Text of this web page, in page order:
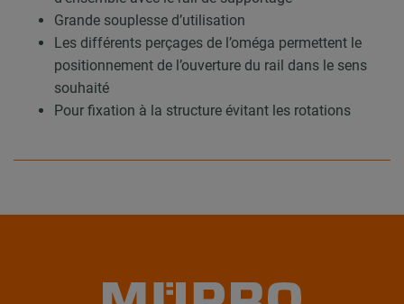
Grande souplesse d’utilisation
Les différents perçages de l’oméga permettent le
positionnement de l’ouverture du rail dans le sens
souhaité
Pour fixation à la structure évitant les rotations